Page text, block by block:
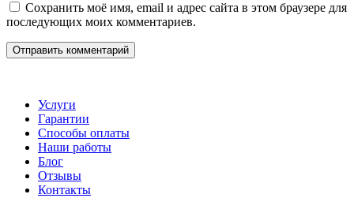
Сохранить моё имя, email и адрес сайта в этом браузере для
последующих моих комментариев.
Услуги
Гарантии
Способы оплаты
Наши работы
Блог
Отзывы
Контакты